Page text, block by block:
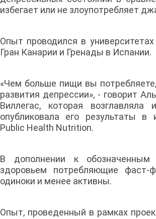
избегает или не злоупотребляет
Опыт проводился в
Гран Канарии и Гренады в Испании.
«Чем больше пищи вы
развития депрессии», - говорит
Виллегас, которая возглавляла
опубликовала его результаты в
Public Health Nutrition.
В дополнении к
здоровьем потребляющие фаст-
одиноки и менее активны.
Опыт, проведенный в рамках